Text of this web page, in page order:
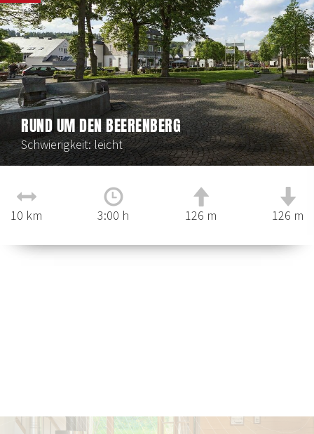
RUND UM DEN BEERENBERG
Schwierigkeit: leicht
10 km 3:00 h 126 m 126 m